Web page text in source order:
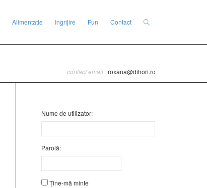
Alimentatie Ingrijire Fun Contact
contact email roxana@dihori.ro
Nume de utilizator:
Parolă:
Ține-mă minte